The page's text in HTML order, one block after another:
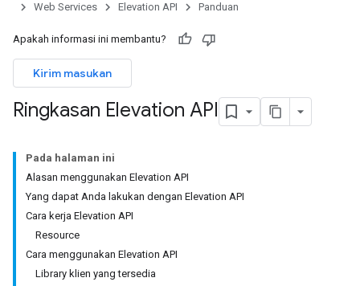
Web Services
Elevation API Panduan
Apakah informasi ini membantu?
Kirim masukan
Ringkasan Elevation API
Pada halaman ini
Alasan menggunakan Elevation API
Yang dapat Anda lakukan dengan Elevation API
Cara kerja Elevation API
Resource
Cara menggunakan Elevation API
Library klien yang tersedia